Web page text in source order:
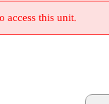
access this unit.